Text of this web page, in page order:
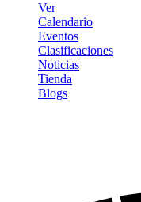
Ver
Calendario
Eventos
Clasificaciones
Noticias
Tienda
Blogs